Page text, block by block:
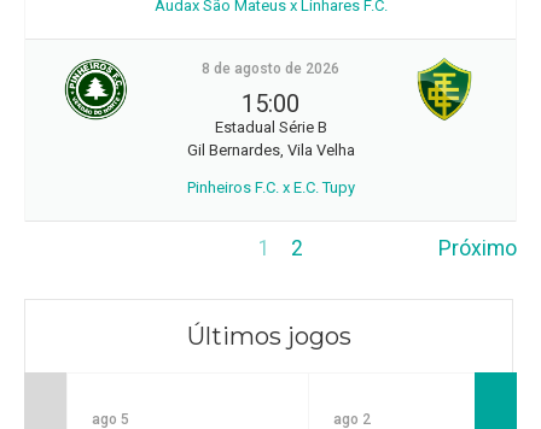
Audax São Mateus x Linhares F.C.
8 de agosto de 2026
15:00
Estadual Série B
Gil Bernardes, Vila Velha
Pinheiros F.C. x E.C. Tupy
1 2 Próximo
Últimos jogos
ago 5 ago 2